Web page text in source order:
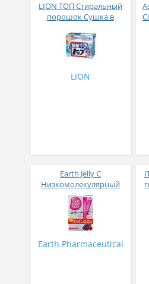
LION ТОП Стиральный
порошок Сушка в
гр
LION
Earth Jelly C
Низкомолекулярный
рыбный коллаген с
витамином С и 5
активных компонентов
с ягодным вкусом 8 гр
Earth Pharmaceutical